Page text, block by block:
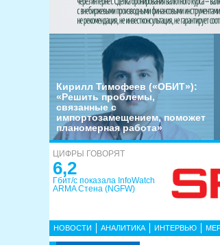
Кирилл Тимофеев («ОБИТ»):
«Решить проблемы,
связанные с
импортозамещением, поможет
планомерная работа»
ЦИФРЫ ГОВОРЯТ
6,2
Гбит/с показала InfoWatch
ARMA Стена (NGFW)
НОВОСТИ АНАЛИТИКА ИНТЕРВЬЮ